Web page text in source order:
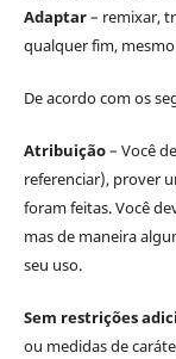
Adaptar– remixar,
qualquer fim,
De acordo com os
Atribuição– Você
referenciar), prover
foram feitas. Você
mas de maneira
seu uso.
Sem restrições
ou medidas de